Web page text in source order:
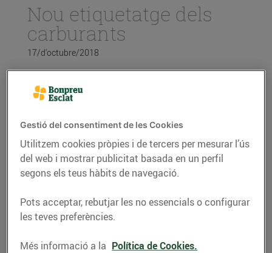
Nou etiquetatge dels
carburants
17/d’octubre/2018
Coneixeu el nou etiquetatge dels carburants?
El 12 d’octubre va entrar en vigor el nou etiquetatge
dels carburants a tots els estats membres de la
Unió Europea.
nomenclatures unificades en l’àmbit europeu, amb
l’objectiu de:
Fomentar l’ús de les energies netes.
Gestió del consentiment de les Cookies
Utilitzem cookies pròpies i de tercers per mesurar l’ús
del web i mostrar publicitat basada en un perfil
segons els teus hàbits de navegació.
Pots acceptar, rebutjar les no essencials o configurar
les teves preferències.
Més informació a la Política de Cookies.